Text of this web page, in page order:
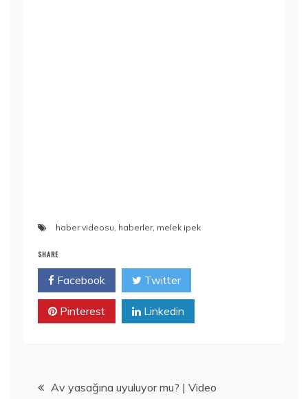
haber videosu haberler, melek ipek
SHARE
Facebook Twitter
Pinterest Linkedin
YazıAv yasağına uyuluyor mu? | Video